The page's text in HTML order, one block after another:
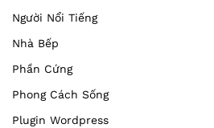
Người Nổi Tiếng
Nhà Bếp
Phần Cứng
Phong Cách Sống
Plugin Wordpress